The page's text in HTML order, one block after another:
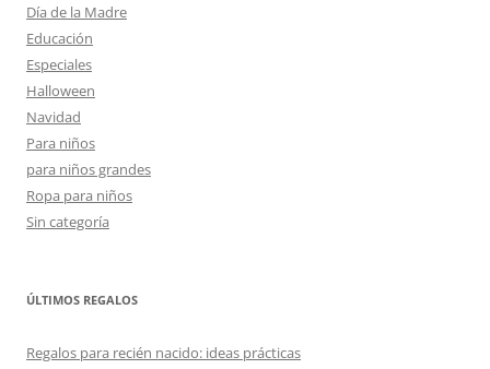
Día de la Madre
Educación
Especiales
Halloween
Navidad
Para niños
para niños grandes
Ropa para niños
Sin categoría
ÚLTIMOS REGALOS
Regalos para recién nacido: ideas prácticas